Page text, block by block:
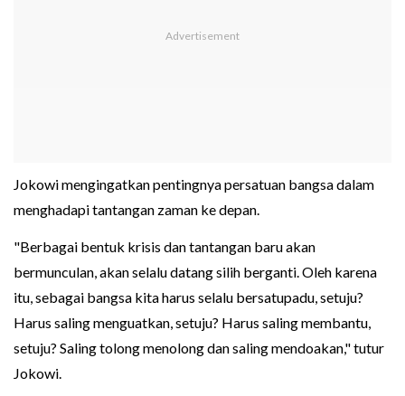
Jokowi mengingatkan pentingnya persatuan bangsa dalam
menghadapi tantangan zaman ke depan.
"Berbagai bentuk krisis dan tantangan baru akan
bermunculan, akan selalu datang silih berganti. Oleh karena
itu, sebagai bangsa kita harus selalu bersatupadu, setuju?
Harus saling menguatkan, setuju? Harus saling membantu,
setuju? Saling tolong menolong dan saling mendoakan," tutur
Jokowi.